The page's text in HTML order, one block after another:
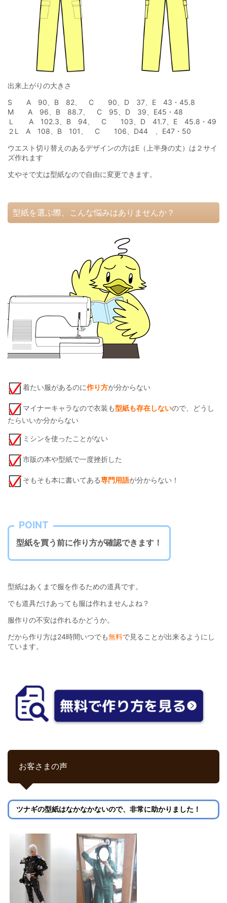
出来上がりの大きさ
S A 90、B 82、 C 90、D 37、E 43・45.8
M A 96、B 88.7、 C 95、D 39、E45・48
Ｌ A 102.3、B 94、 C 103、D 41.7、E 45.8・49
２L A 108、B 101、 C 106、D44 、E47・50
ウエスト切り替えのあるデザインの方はE（上半身の丈）は２サイ
ズ作れます
丈やそで丈は型紙なので自由に変更できます。
型紙を選ぶ際、こんな悩みはありませんか？
着たい服があるのに作り方が分からない
マイナーキャラなので衣装も型紙も存在しないので、どうし
たらいいか分からない
ミシンを使ったことがない
市販の本や型紙で一度挫折した
そもそも本に書いてある専門用語が分からない！
POINT
型紙を買う前に作り方が確認できます！
型紙はあくまで服を作るための道具です。
でも道具だけあっても服は作れませんよね？
服作りの不安は作れるかどうか。
だから作り方は24時間いつでも無料で見ることが出来るようにし
ています。
お客さまの声
ツナギの型紙はなかなかないので、非常に助かりました！